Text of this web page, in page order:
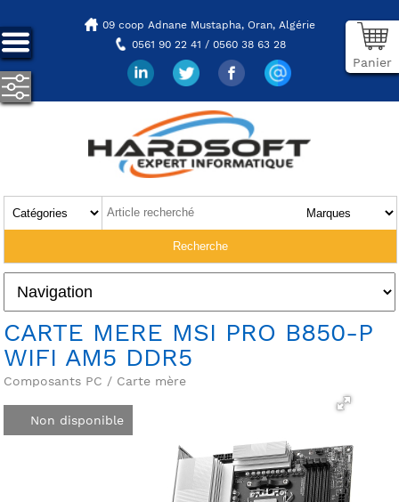
09 coop Adnane Mustapha, Oran, Algérie
0561 90 22 41 / 0560 38 63 28
Panier
CARTE MERE MSI PRO B850-P
WIFI AM5 DDR5
Composants PC / Carte mère
Non disponible